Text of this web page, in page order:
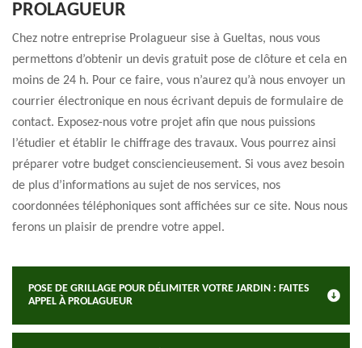
PROLAGUEUR
Chez notre entreprise Prolagueur sise à Gueltas, nous vous
permettons d’obtenir un devis gratuit pose de clôture et cela en
moins de 24 h. Pour ce faire, vous n’aurez qu’à nous envoyer un
courrier électronique en nous écrivant depuis de formulaire de
contact. Exposez-nous votre projet afin que nous puissions
l’étudier et établir le chiffrage des travaux. Vous pourrez ainsi
préparer votre budget consciencieusement. Si vous avez besoin
de plus d’informations au sujet de nos services, nos
coordonnées téléphoniques sont affichées sur ce site. Nous nous
ferons un plaisir de prendre votre appel.
POSE DE GRILLAGE POUR DÉLIMITER VOTRE JARDIN : FAITES
APPEL À PROLAGUEUR